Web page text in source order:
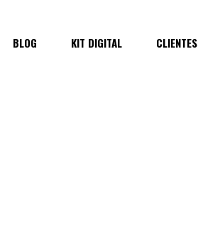
BLOG KIT DIGITAL CLIENTES